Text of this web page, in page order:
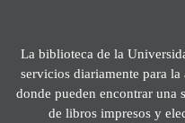
La biblioteca de la
servicios diariamente para
donde pueden encontrar una
de libros impresos y